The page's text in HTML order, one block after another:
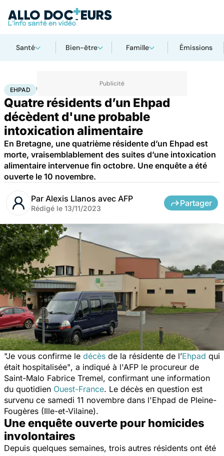
Santé Bien-être Famille Émissions
AccueilSanté Santé publiqueEhpad
EHPAD
Quatre résidents d’un Ehpad
décèdent d'une probable
intoxication alimentaire
En Bretagne, une quatrième résidente d’un Ehpad est
morte, vraisemblablement des suites d’une intoxication
alimentaire intervenue fin octobre. Une enquête a été
ouverte le 10 novembre.
Par Alexis Llanos avec AFP
Rédigé le 13/11/2023
Partager
"Je vous confirme le décès de la résidente de l’Ehpad qui
était hospitalisée", a indiqué à l'AFP le procureur de
Saint-Malo Fabrice Tremel, confirmant une information
du quotidien Ouest-France. Le décès en question est
survenu ce samedi 11 novembre dans l'Ehpad de Pleine-
Fougères (Ille-et-Vilaine).
Une enquête ouverte pour homicides
involontaires
Depuis quelques semaines, trois autres résidents ont été